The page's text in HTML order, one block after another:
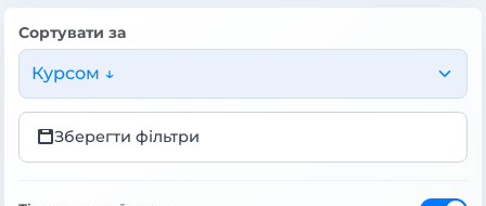
Сортувати за
Курсом ↓
Зберегти фільтри